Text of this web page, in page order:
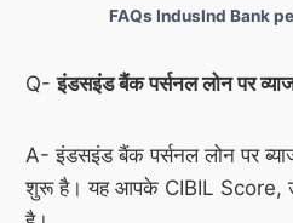
FAQs IndusInd Bank
Q-इंडसइंड बैंक पर्सनल लोन पर
A- इंडसइंड बैंक पर्सनल लोन पर
शुरू है। यह आपके CIBIL Score,